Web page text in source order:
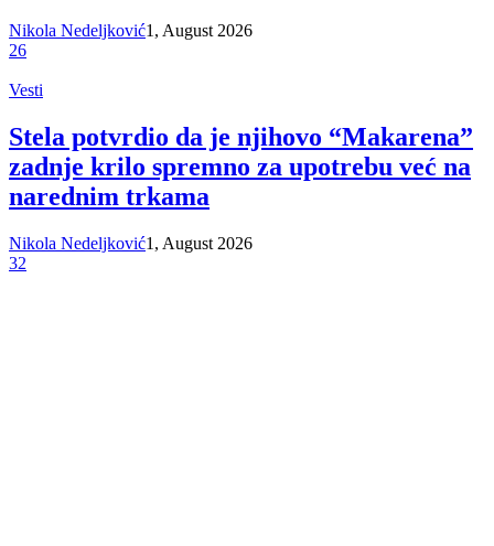
Nikola Nedeljković1, August 2026
26
Vesti
Stela potvrdio da je njihovo “Makarena”
zadnje krilo spremno za upotrebu već na
narednim trkama
Nikola Nedeljković1, August 2026
32